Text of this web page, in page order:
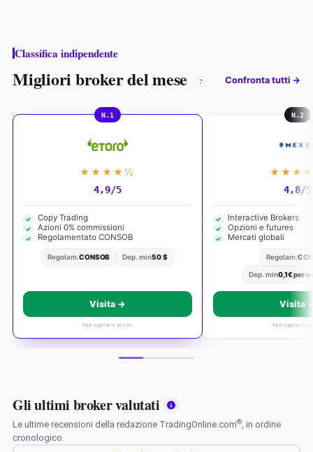
Classifica indipendente
Migliori broker del mese ? Confronta tutti →
N.1
★★★★½
4,9/5
Copy Trading
Azioni 0% commissioni
Regolamentato CONSOB
Regolam.CONSOB Dep. min50 $
Visita →
Your capital is at risk.
N.2
4,8/5
Interactive Brokers
Opzioni e futures
Mercati globali
Regolam.
Dep. min0,1€ per
Visita
Your capital is at
Gli ultimi broker valutati
Le ultime recensioni della redazione TradingOnline.com®, in ordine
cronologico.